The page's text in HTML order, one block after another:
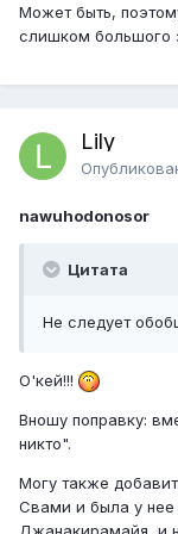
Может быть,
слишком большого
Lily
nawuhodonosor
Цитата
Не следует
О'кей!!!
Вношу поправку:
никто".
Могу также
Свами и была у нее